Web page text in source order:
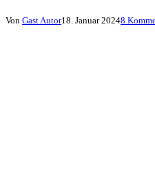
Von Gast Autor18. Januar 20248